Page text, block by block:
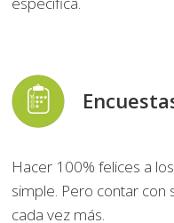
Hacer 100% felices a
simple. Pero contar
cada vez más.